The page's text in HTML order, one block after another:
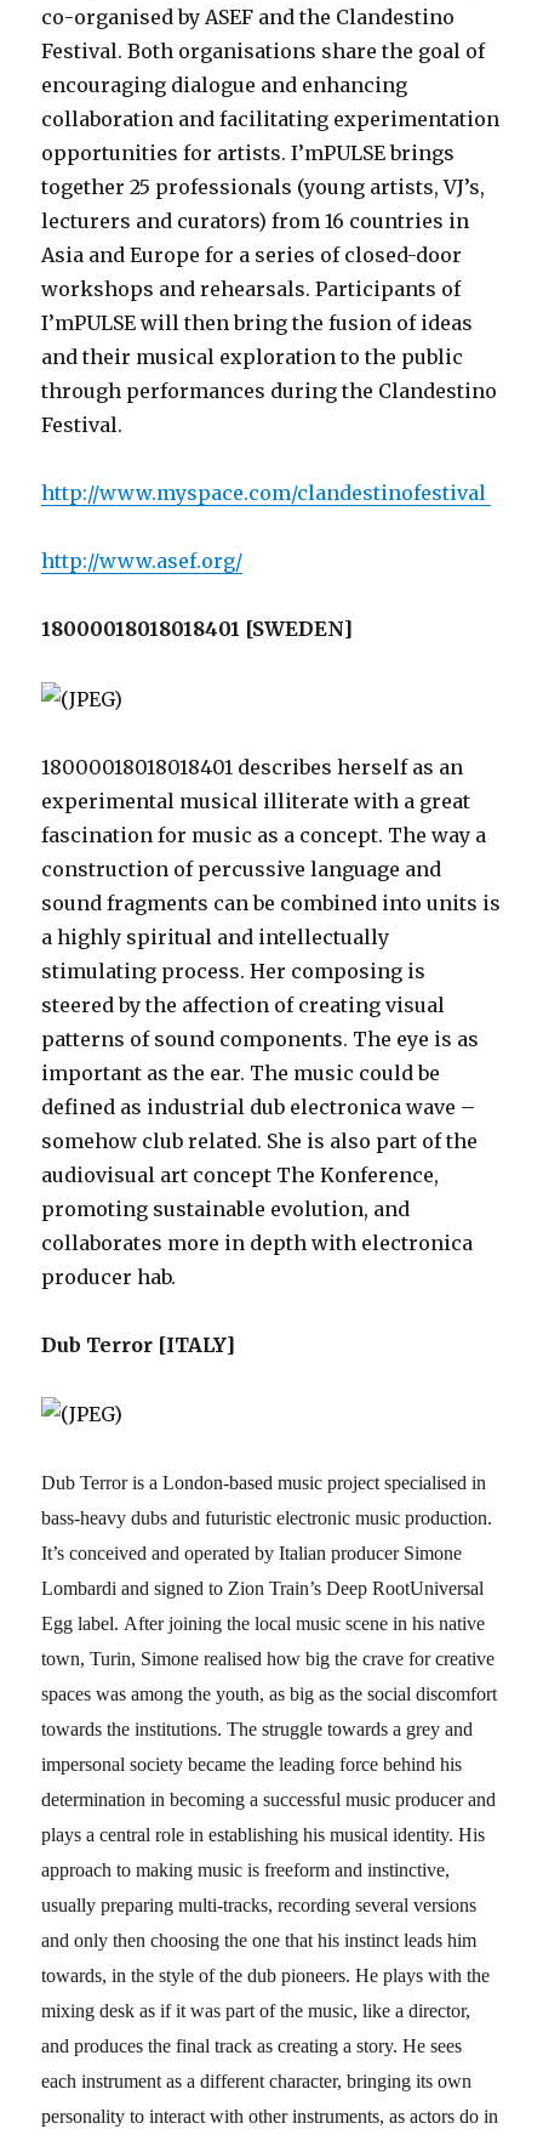
co-organised by ASEF and the Clandestino
Festival. Both organisations share the goal of
encouraging dialogue and enhancing
collaboration and facilitating experimentation
opportunities for artists. I’mPULSE brings
together 25 professionals (young artists, VJ’s,
lecturers and curators) from 16 countries in
Asia and Europe for a series of closed-door
workshops and rehearsals. Participants of
I’mPULSE will then bring the fusion of ideas
and their musical exploration to the public
through performances during the Clandestino
Festival.
http://www.myspace.com/clandestinofestival
http://www.asef.org/
18000018018018401 [SWEDEN]
18000018018018401 describes herself as an
experimental musical illiterate with a great
fascination for music as a concept. The way a
construction of percussive language and
sound fragments can be combined into units is
a highly spiritual and intellectually
stimulating process. Her composing is
steered by the affection of creating visual
patterns of sound components. The eye is as
important as the ear. The music could be
defined as industrial dub electronica wave –
somehow club related. She is also part of the
audiovisual art concept The Konference,
promoting sustainable evolution, and
collaborates more in depth with electronica
producer hab.
Dub Terror [ITALY]
Dub Terror is a London-based music project specialised in
bass-heavy dubs and futuristic electronic music production.
It’s conceived and operated by Italian producer Simone
Lombardi and signed to Zion Train’s Deep RootUniversal
Egg label. After joining the local music scene in his native
town, Turin, Simone realised how big the crave for creative
spaces was among the youth, as big as the social discomfort
towards the institutions. The struggle towards a grey and
impersonal society became the leading force behind his
determination in becoming a successful music producer and
plays a central role in establishing his musical identity.His
approach to making music is freeform and instinctive,
usually preparing multi-tracks, recording several versions
and only then choosing the one that his instinct leads him
towards, in the style of the dub pioneers. He plays with the
mixing desk as if it was part of the music, like a director,
and produces the final track as creating a story. He sees
each instrument as a different character, bringing its own
personality to interact with other instruments, as actors do in